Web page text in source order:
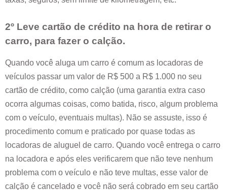
2º Leve cartão de crédito na hora de retirar o
carro, para fazer o calção.
Quando você aluga um carro é comum as locadoras de
veículos passar um valor de R$ 500 a R$ 1.000 no seu
cartão de crédito, como calção (uma garantia extra caso
ocorra algumas coisas, como batida, risco, algum problema
com o veículo, eventuais multas). Não se assuste, isso é
procedimento comum e praticado por quase todas as
locadoras de aluguel de carro. Quando você entrega o carro
na locadora e após eles verificarem que não teve nenhum
problema com o veículo e não teve multas, esse valor de
calção é cancelado e você não será cobrado em seu cartão